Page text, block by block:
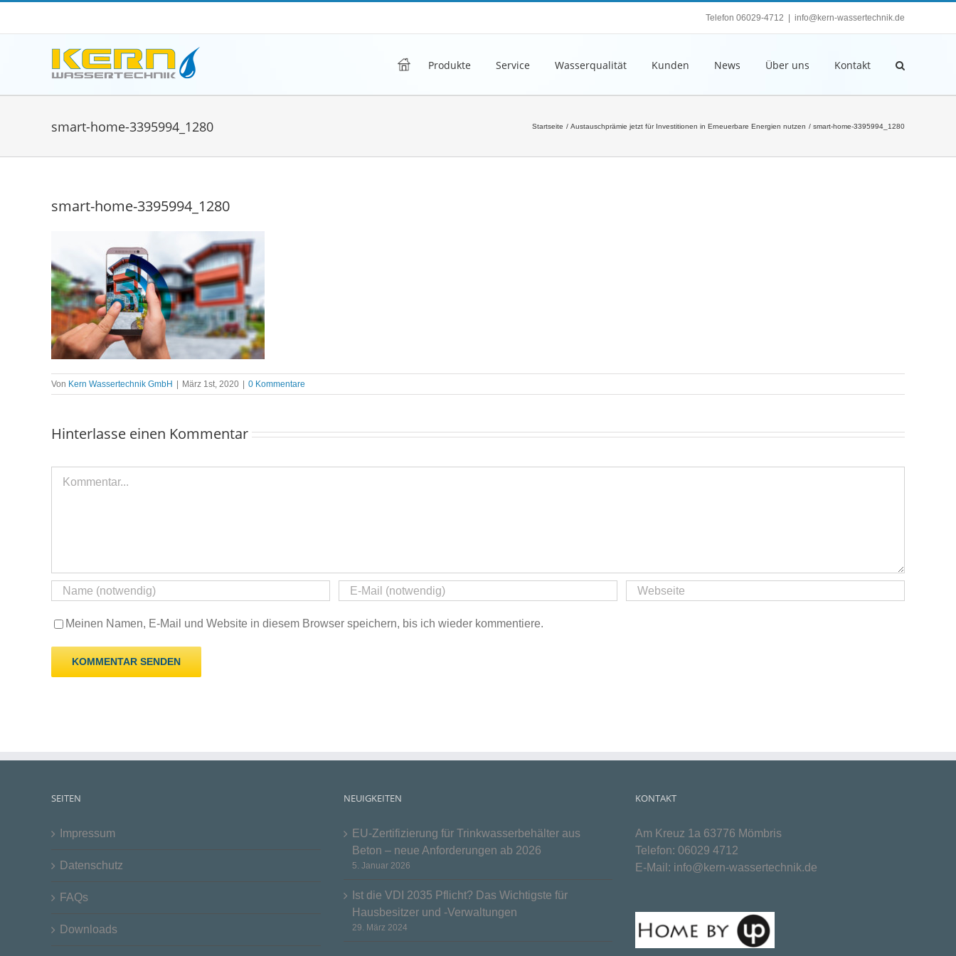
Telefon 06029-4712 info@kern-wassertechnik.de
h Produkte Service Wasserqualität Kunden News Über uns Kontakt
smart-home-3395994_1280 Startseite Austauschprämie jetzt für Investitionen in Erneuerbare Energien nutzen smart-home-3395994_1280
smart-home-3395994_1280
Von Kern Wassertechnik GmbH März 1st, 2020 0 Kommentare
Hinterlasse einen Kommentar
Meinen Namen, E-Mail und Website in diesem Browser speichern, bis ich wieder kommentiere.
SEITEN
Impressum
Datenschutz
FAQs
Downloads
NEUIGKEITEN
EU-Zertifizierung für Trinkwasserbehälter aus
Beton – neue Anforderungen ab 2026
5. Januar 2026
Ist die VDI 2035 Pflicht? Das Wichtigste für
Hausbesitzer und -Verwaltungen
29. März 2024
KONTAKT
Am Kreuz 1a 63776 Mömbris
Telefon:06029 4712
E-Mail: info@kern-wassertechnik.de